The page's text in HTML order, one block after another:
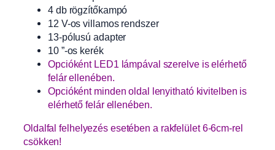
4 db rögzítőkampó
12 V-os villamos rendszer
13-pólusú adapter
10 ”-os kerék
Opcióként LED1 lámpával szerelve is elérhető
felár ellenében.
Opcióként minden oldal lenyitható kivitelben is
elérhető felár ellenében.
Oldalfal felhelyezés esetében a rakfelület 6-6cm-rel
csökken!